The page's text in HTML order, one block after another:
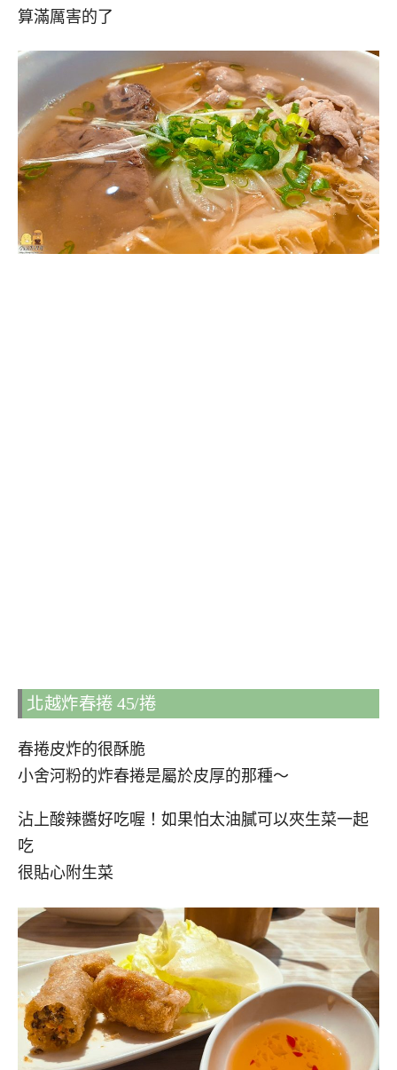
算滿厲害的了
北越炸春捲 45/捲
春捲皮炸的很酥脆
小舍河粉的炸春捲是屬於皮厚的那種～
沾上酸辣醬好吃喔！如果怕太油膩可以夾生菜一起
吃
很貼心附生菜